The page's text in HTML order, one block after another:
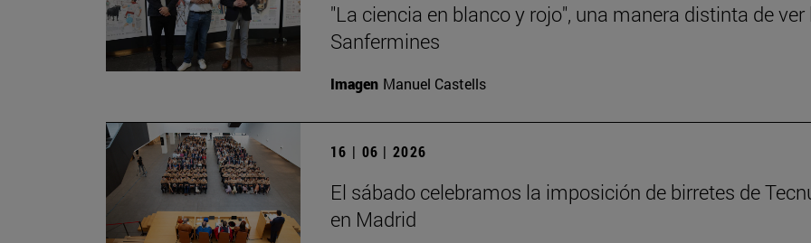
"La ciencia en blanco y rojo", una manera distinta de ver
Sanfermines
Imagen Manuel Castells
16 | 06 | 2026
El sábado celebramos la imposición de birretes de
en Madrid